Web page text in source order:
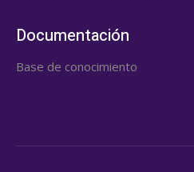
Documentación
Base de conocimiento